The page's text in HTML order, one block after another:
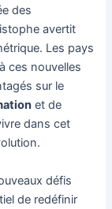
des
avertit
Les pays
ces nouvelles
sur le
et de
dans cet
défis
de redéfinir